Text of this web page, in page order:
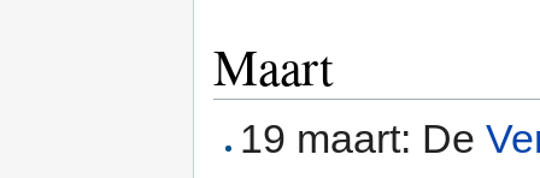
Maart
19 maart: De